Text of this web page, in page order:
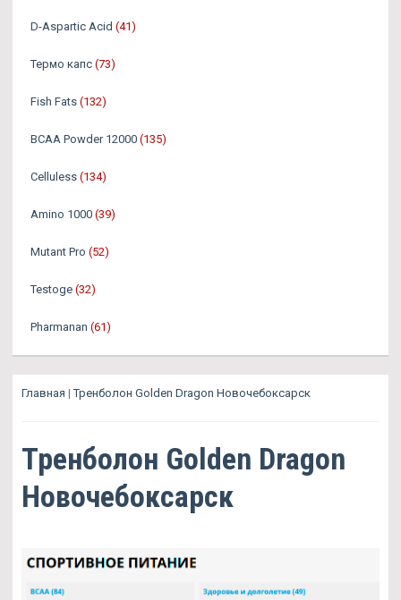
D-Aspartic Acid (41)
Термо капс (73)
Fish Fats (132)
BCAA Powder 12000 (135)
Celluless (134)
Amino 1000 (39)
Mutant Pro (52)
Testoge (32)
Pharmanan (61)
Главная |Тренболон Golden Dragon Новочебоксарск
Тренболон Golden Dragon
Новочебоксарск